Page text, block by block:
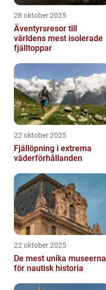
28 oktober 2025
Äventyrsresor till
världens mest isolerade
fjälltoppar
22 oktober 2025
Fjällöpning i extrema
väderförhållanden
22 oktober 2025
De mest unika museerna
för nautisk historia